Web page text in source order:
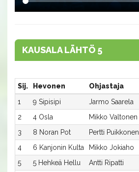
KAUSALA LÄHTÖ 5
Sij. Hevonen Ohjastaja
1
9 Sipisipi Jarmo Saarela
2
4 Osla Mikko Valtonen
3
8 Noran Pot Pertti Puikkonen
4
6 Kanjonin Kulta Mikko Jokiaho
5
5 Hehkeä Hellu Antti Ripatti